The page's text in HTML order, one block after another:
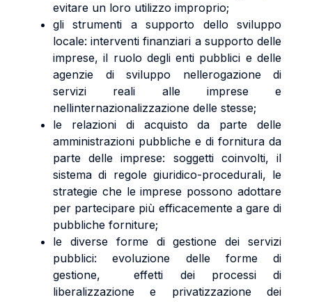
evitare un loro utilizzo improprio;
gli strumenti a supporto dello sviluppo
locale: interventi finanziari a supporto delle
imprese, il ruolo degli enti pubblici e delle
agenzie di sviluppo nellerogazione di
servizi reali alle imprese e
nellinternazionalizzazione delle stesse;
le relazioni di acquisto da parte delle
amministrazioni pubbliche e di fornitura da
parte delle imprese: soggetti coinvolti, il
sistema di regole giuridico-procedurali, le
strategie che le imprese possono adottare
per partecipare più efficacemente a gare di
pubbliche forniture;
le diverse forme di gestione dei servizi
pubblici: evoluzione delle forme di
gestione, effetti dei processi di
liberalizzazione e privatizzazione dei